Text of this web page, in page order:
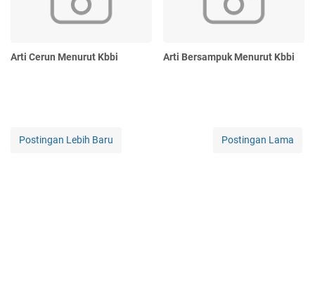
Arti Cerun Menurut Kbbi Arti Bersampuk Menurut Kbbi
Postingan Lebih Baru Postingan Lama